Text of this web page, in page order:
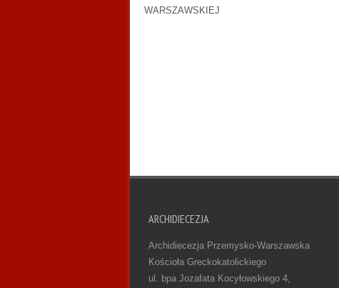
WARSZAWSKIEJ
ARCHIDIECEZJA
Archidiecezja Przemysko-Warszawska
Kościoła Greckokatolickiego
ul. bpa Jozafata Kocyłowskiego 4,